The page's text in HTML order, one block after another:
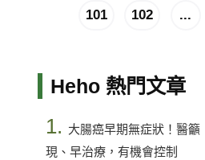
101
102 ...
Heho 熱門文章
1. 大腸癌早期無症狀！醫
現、早治療，有機會控制